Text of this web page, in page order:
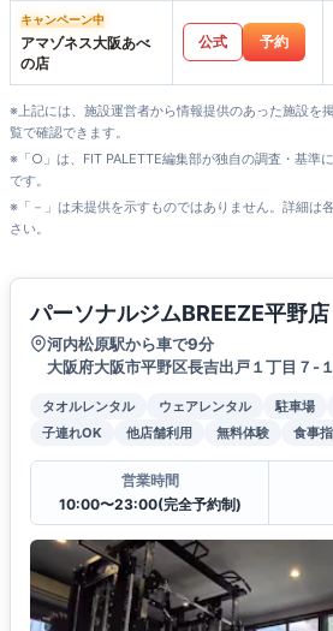
キャンペーン中
アマゾネス大阪あべ
の店
公式 予約
※上記には、施設運営者から情報提供のあった施設を
覧で確認できます。
※「○」は、FIT PALETTE編集部が独自の調査・基準
です。
※「－」は未提供を示すものではありません。詳細は
さい。
パーソナルジムBREEZE平野店
河内松原駅から車で9分
大阪府大阪市平野区長吉出戸１丁目７-
タオルレンタル ウェアレンタル 駐車場
子連れOK
他店舗利用 無料体験 食事
営業時間
10:00〜23:00(完全予約制)